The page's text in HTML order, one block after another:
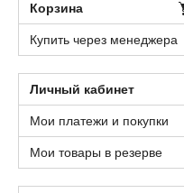
Корзина
Купить через менеджера
Личный кабинет
Мои платежи и покупки
Мои товары в резерве